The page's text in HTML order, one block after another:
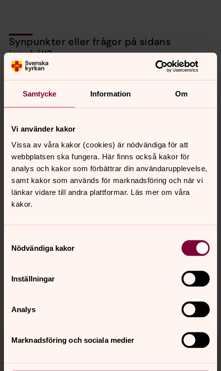
Samtycke Information Om
Vi använder kakor
Vissa av våra kakor (cookies) är nödvändiga för att
webbplatsen ska fungera. Här finns också kakor för
analys och kakor som förbättrar din användarupplevelse,
samt kakor som används för marknadsföring och när vi
länkar vidare till andra plattformar. Läs mer om våra
kakor.
Nödvändiga kakor
Inställningar
Analys
Marknadsföring och sociala medier
Synpunkter eller frågor på sidans
innehåll?
norrkoping@svenskakyrkan.se
Kontakt
Kalender
Hitta snabbt
Sociala kanaler